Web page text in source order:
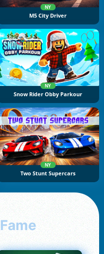
NY
M5 City Driver
NY
Snow Rider Obby Parkour
NY
Two Stunt Supercars
Fame